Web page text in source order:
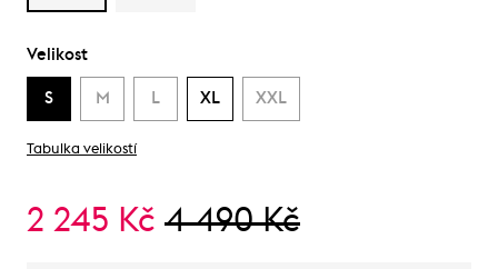
Velikost
S M L XL XXL
Tabulka velikostí
2 245 Kč 4 490 Kč